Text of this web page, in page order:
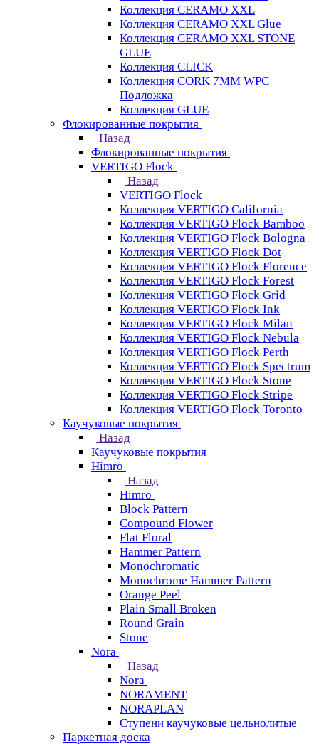
Коллекция CERAMO XXL
Коллекция CERAMO XXL Glue
Коллекция CERAMO XXL STONE
GLUE
Коллекция CLICK
Коллекция CORK 7MM WPC
Подложка
Коллекция GLUE
Флокированные покрытия
Назад
Флокированные покрытия
VERTIGO Flock
Назад
VERTIGO Flock
Коллекция VERTIGO California
Коллекция VERTIGO Flock Bamboo
Коллекция VERTIGO Flock Bologna
Коллекция VERTIGO Flock Dot
Коллекция VERTIGO Flock Florence
Коллекция VERTIGO Flock Forest
Коллекция VERTIGO Flock Grid
Коллекция VERTIGO Flock Ink
Коллекция VERTIGO Flock Milan
Коллекция VERTIGO Flock Nebula
Коллекция VERTIGO Flock Perth
Коллекция VERTIGO Flock Spectrum
Коллекция VERTIGO Flock Stone
Коллекция VERTIGO Flock Stripe
Коллекция VERTIGO Flock Toronto
Каучуковые покрытия
Назад
Каучуковые покрытия
Himro
Назад
Himro
Block Pattern
Compound Flower
Flat Floral
Hammer Pattern
Monochromatic
Monochrome Hammer Pattern
Orange Peel
Plain Small Broken
Round Grain
Stone
Nora
Назад
Nora
NORAMENT
NORAPLAN
Ступени каучуковые цельнолитые
Паркетная доска